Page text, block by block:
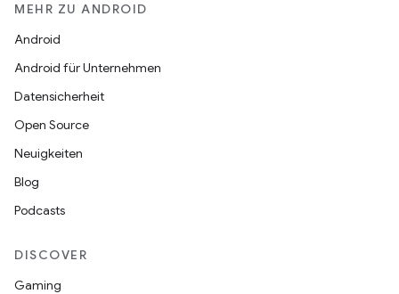
MEHR ZU ANDROID
Android
Android für Unternehmen
Datensicherheit
Open Source
Neuigkeiten
Blog
Podcasts
DISCOVER
Gaming